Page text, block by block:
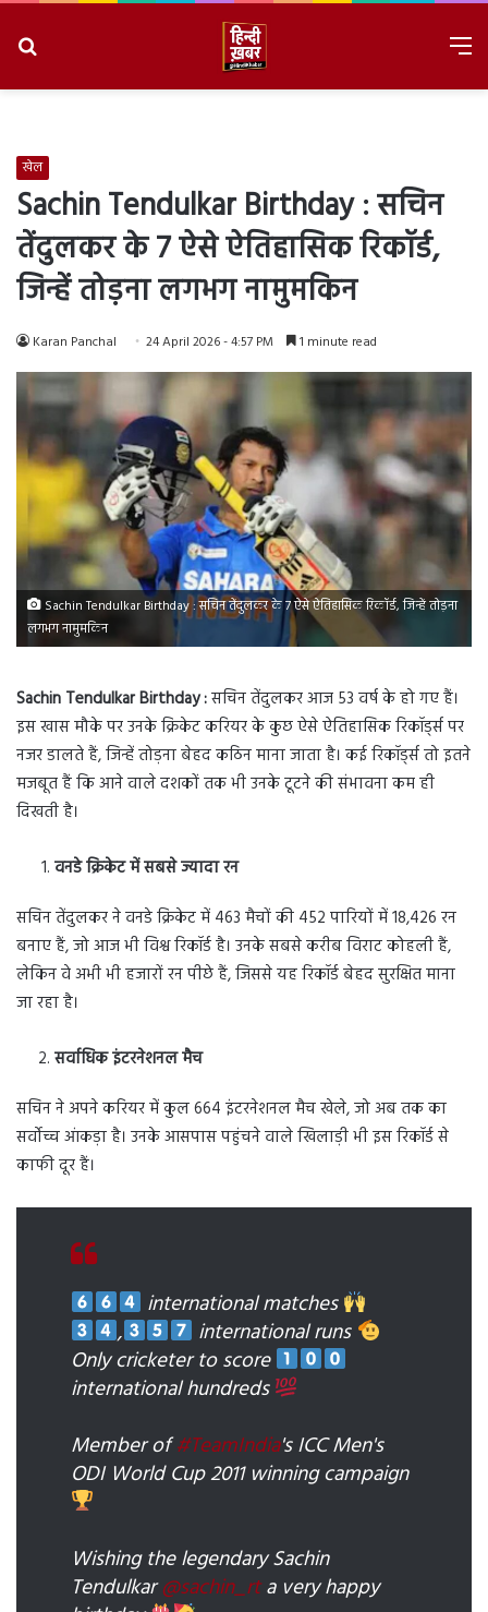
खेल
Sachin Tendulkar Birthday : सचिन
तेंदुलकर के 7 ऐसे ऐतिहासिक रिकॉर्ड,
जिन्हें तोड़ना लगभग नामुमकिन
Karan Panchal 24 April 2026 - 4:57 PM 1 minute read
Sachin Tendulkar Birthday : सचिन तेंदुलकर के 7 ऐसे ऐतिहासिक रिकॉर्ड, जिन्हें तोड़ना
लगभग नामुमकिन
Sachin Tendulkar Birthday :सचिन तेंदुलकर आज 53 वर्ष के हो गए हैं।
इस खास मौके पर उनके क्रिकेट करियर के कुछ ऐसे ऐतिहासिक रिकॉर्ड्स पर
नजर डालते हैं, जिन्हें तोड़ना बेहद कठिन माना जाता है। कई रिकॉर्ड्स तो इतने
मजबूत हैं कि आने वाले दशकों तक भी उनके टूटने की संभावना कम ही
दिखती है।
वनडे क्रिकेट में सबसे ज्यादा रन
सचिन तेंदुलकर ने वनडे क्रिकेट में 463 मैचों की 452 पारियों में 18,426 रन
बनाए हैं, जो आज भी विश्व रिकॉर्ड है। उनके सबसे करीब विराट कोहली हैं,
लेकिन वे अभी भी हजारों रन पीछे हैं, जिससे यह रिकॉर्ड बेहद सुरक्षित माना
जा रहा है।
सर्वाधिक इंटरनेशनल मैच
सचिन ने अपने करियर में कुल 664 इंटरनेशनल मैच खेले, जो अब तक का
सर्वोच्च आंकड़ा है। उनके आसपास पहुंचने वाले खिलाड़ी भी इस रिकॉर्ड से
काफी दूर हैं।
international matches
,
international runs
Only cricketer to score
international hundreds
Member of#TeamIndia's ICC Men's
ODI World Cup 2011 winning campaign
Wishing the legendary Sachin
Tendulkar@sachin_rta very happy